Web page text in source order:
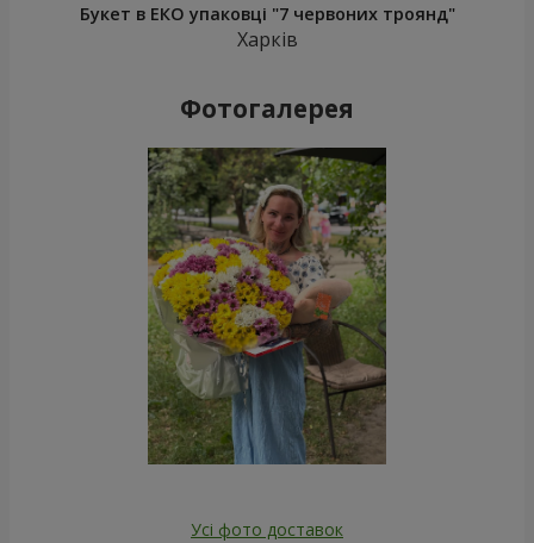
Букет в ЕКО упаковці "7 червоних троянд"
Харків
Фотогалерея
Усі фото доставок